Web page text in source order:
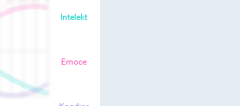
Intelekt
Emoce